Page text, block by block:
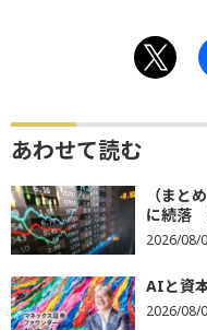
あわせて読む
（まと
に続落
2026/08/
AIと資
2026/08/